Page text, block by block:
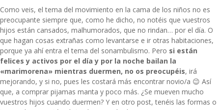
Como veis, el tema del movimiento en la cama de los niños no es
preocupante siempre que, como he dicho, no notéis que vuestros
hijos están cansados, malhumorados, que no rindan… por el día. O
que hagan cosas extrañas como levantarse e ir otras habitaciones,
porque ya ahí entra el tema del sonambulismo. Pero si están
felices y activos por el día y por la noche bailan la
«marimorena» mientras duermen, no os preocupéis, irá
mejorando, y si no, pues les costará más encontrar novio/a 😉 Así
que, a comprar pijamas manta y poco más. ¿Se mueven mucho
vuestros hijos cuando duermen? Y en otro post, tenéis las formas o